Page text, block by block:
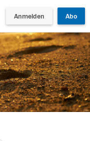
Anmelden Abo